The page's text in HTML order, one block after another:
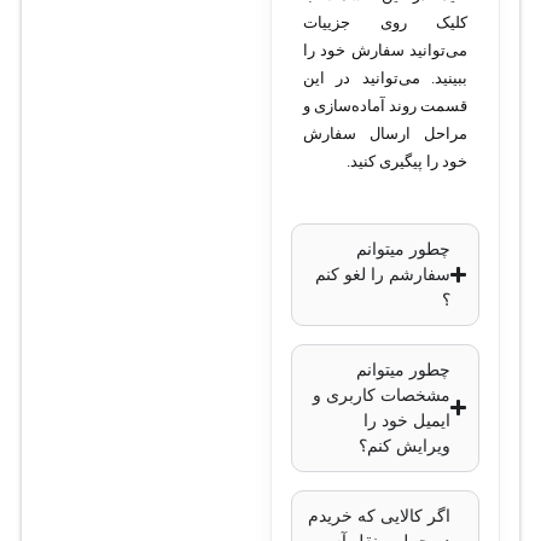
اترنت
گیگابیت
پروتکل‌های پشتیبانی
شده: SIP و SCCP
کیفیت صدا
: HD
Voice برای
بالا
امنیت و رمزنگاری
پروتکل‌های
برای امنیت
تماس
G.711a، G.711u،
کلیک روی جزییات
می‌توانید سفارش خود را
ببینید. می‌توانید در این
قسمت روند آماده‌سازی و
مراحل ارسال سفارش
خود را پیگیری کنید.
چطور میتوانم
سفارشم را لغو کنم
؟
چطور میتوانم
مشخصات کاربری و
ایمیل خود را
ویرایش کنم؟
اگر کالایی که خریدم